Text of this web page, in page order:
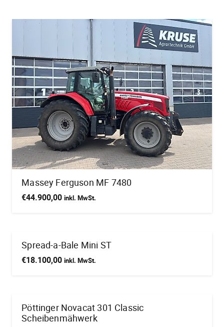
Massey Ferguson MF 7480
€44.900,00 inkl. MwSt.
Spread-a-Bale Mini ST
€18.100,00 inkl. MwSt.
Pöttinger Novacat 301 Classic
Scheibenmähwerk